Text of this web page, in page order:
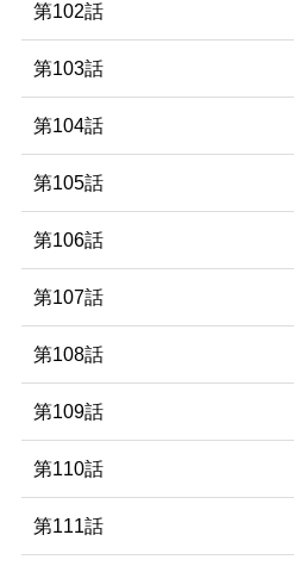
第102話
第103話
第104話
第105話
第106話
第107話
第108話
第109話
第110話
第111話